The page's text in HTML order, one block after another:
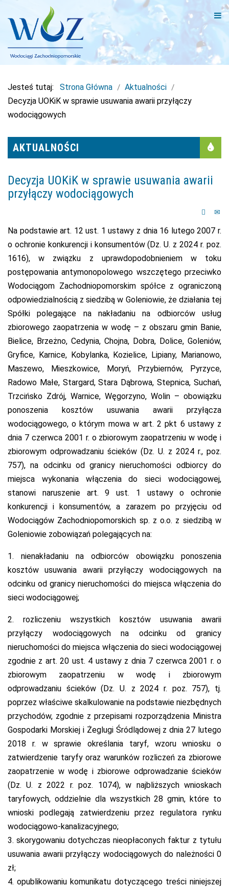
Loading...
Jesteś tutaj: Strona Główna
Aktualności
Decyzja UOKiK w sprawie usuwania awarii przyłączy
wodociągowych
AKTUALNOŚCI
Decyzja UOKiK w sprawie usuwania awarii
przyłączy wodociągowych
Na podstawie art. 12 ust. 1 ustawy z dnia 16 lutego 2007 r.
o ochronie konkurencji i konsumentów (Dz. U. z 2024 r. poz.
1616), w związku z uprawdopodobnieniem w toku
postępowania antymonopolowego wszczętego przeciwko
Wodociągom Zachodniopomorskim spółce z ograniczoną
odpowiedzialnością z siedzibą w Goleniowie, że działania tej
Spółki polegające na nakładaniu na odbiorców usług
zbiorowego zaopatrzenia w wodę – z obszaru gmin Banie,
Bielice, Brzeżno, Cedynia, Chojna, Dobra, Dolice, Goleniów,
Gryfice, Karnice, Kobylanka, Kozielice, Lipiany, Marianowo,
Maszewo, Mieszkowice, Moryń, Przybiernów, Pyrzyce,
Radowo Małe, Stargard, Stara Dąbrowa, Stepnica, Suchań,
Trzcińsko Zdrój, Warnice, Węgorzyno, Wolin – obowiązku
ponoszenia kosztów usuwania awarii przyłącza
wodociągowego, o którym mowa w art. 2 pkt 6 ustawy z
dnia 7 czerwca 2001 r. o zbiorowym zaopatrzeniu w wodę i
zbiorowym odprowadzaniu ścieków (Dz. U. z 2024 r., poz.
757), na odcinku od granicy nieruchomości odbiorcy do
miejsca wykonania włączenia do sieci wodociągowej,
stanowi naruszenie art. 9 ust. 1 ustawy o ochronie
konkurencji i konsumentów, a zarazem po przyjęciu od
Wodociągów Zachodniopomorskich sp. z o.o. z siedzibą w
Goleniowie zobowiązań polegających na:
1. nienakładaniu na odbiorców obowiązku ponoszenia
kosztów usuwania awarii przyłączy wodociągowych na
odcinku od granicy nieruchomości do miejsca włączenia do
sieci wodociągowej;
2. rozliczeniu wszystkich kosztów usuwania awarii
przyłączy wodociągowych na odcinku od granicy
nieruchomości do miejsca włączenia do sieci wodociągowej
zgodnie z art. 20 ust. 4 ustawy z dnia 7 czerwca 2001 r. o
zbiorowym zaopatrzeniu w wodę i zbiorowym
odprowadzaniu ścieków (Dz. U. z 2024 r. poz. 757), tj.
poprzez właściwe skalkulowanie na podstawie niezbędnych
przychodów, zgodnie z przepisami rozporządzenia Ministra
Gospodarki Morskiej i Żeglugi Śródlądowej z dnia 27 lutego
2018 r. w sprawie określania taryf, wzoru wniosku o
zatwierdzenie taryfy oraz warunków rozliczeń za zbiorowe
zaopatrzenie w wodę i zbiorowe odprowadzanie ścieków
(Dz. U. z 2022 r. poz. 1074), w najbliższych wnioskach
taryfowych, oddzielnie dla wszystkich 28 gmin, które to
wnioski podlegają zatwierdzeniu przez regulatora rynku
wodociągowo-kanalizacyjnego;
3. skorygowaniu dotychczas nieopłaconych faktur z tytułu
usuwania awarii przyłączy wodociągowych do należności 0
zł;
4. opublikowaniu komunikatu dotyczącego treści niniejszej